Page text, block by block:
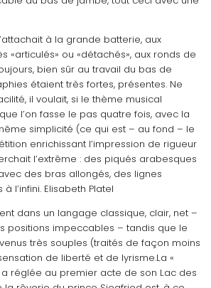
à la grande batterie, aux
«articulés» ou «détachés», aux ronds de
bien sûr au travail du bas de
étaient très fortes, présentes. Ne
il voulait, si le thème musical
l’on fasse le pas quatre fois, avec la
simplicité (ce qui est – au fond – le
enrichissant l’impression de rigueur
l’extrême : des piqués arabesques
des bras allongés, des lignes
l’infini. Elisabeth Platel
dans un langage classique, clair, net –
positions impeccables – tandis que le
très souples (traités de façon moins
de liberté et de lyrisme.La «
a réglée au premier acte de son Lac des